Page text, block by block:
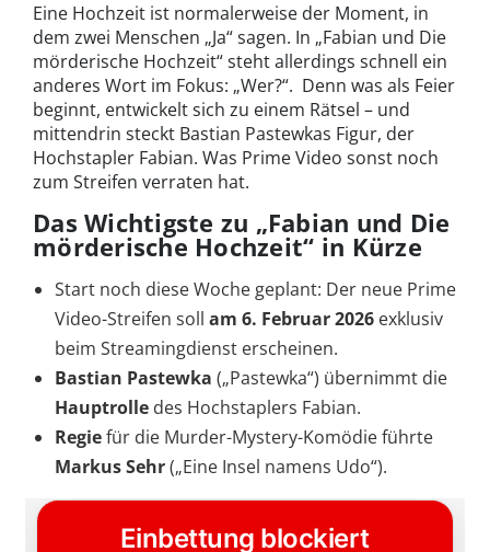
Eine Hochzeit ist normalerweise der Moment, in
dem zwei Menschen „Ja“ sagen. In „Fabian und Die
mörderische Hochzeit“ steht allerdings schnell ein
anderes Wort im Fokus: „Wer?“. Denn was als Feier
beginnt, entwickelt sich zu einem Rätsel – und
mittendrin steckt Bastian Pastewkas Figur, der
Hochstapler Fabian. Was Prime Video sonst noch
zum Streifen verraten hat.
Das Wichtigste zu „Fabian und Die
mörderische Hochzeit“ in Kürze
Start noch diese Woche geplant: Der neue Prime
Video-Streifen soll am 6. Februar 2026 exklusiv
beim Streamingdienst erscheinen.
Bastian Pastewka („Pastewka“) übernimmt die
Hauptrolle des Hochstaplers Fabian.
Regiefür die Murder-Mystery-Komödie führte
Markus Sehr(„Eine Insel namens Udo“).